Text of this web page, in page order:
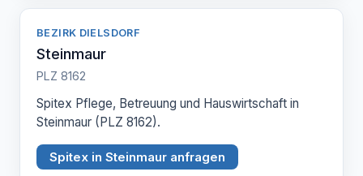
BEZIRK DIELSDORF
Steinmaur
PLZ 8162
Spitex Pflege, Betreuung und Hauswirtschaft in
Steinmaur (PLZ 8162).
Spitex in Steinmaur anfragen